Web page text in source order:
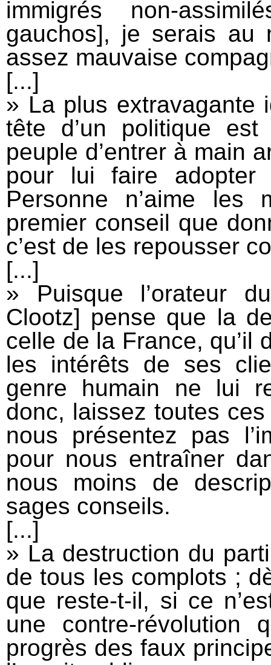
immigrés non-
gauchos], je serais au
assez mauvaise
[...]
» La plus extravagante
tête d’un politique
peuple d’entrer à main
pour lui faire
Personne n’aime les
premier conseil que
c’est de les repousser
[...]
» Puisque l’orateur
Clootz] pense que la
celle de la France, qu’il
les intérêts de ses
genre humain ne lui
donc, laissez toutes
nous présentez pas
pour nous entraîner
nous moins de
sages conseils.
[...]
» La destruction du
de tous les complots ;
que reste-t-il, si ce
une contre-
progrès des faux